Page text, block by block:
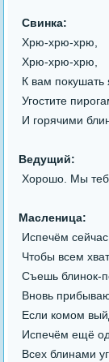
Свинка:
Хрю-хрю-хрю,
Хрю-хрю-хрю,
К вам покушать
Угостите
И горячими
Ведущий:
Хорошо. Мы
Масленица:
Испечём
Чтобы всем
Съешь блинок-
Вновь
Если комом
Испечём ещё
Всех блинами